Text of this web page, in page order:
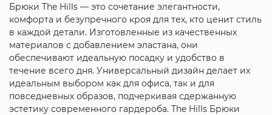
Интернет-магазин
Достаточно
Брюки The Hills — это сочетание элегантности,
комфорта и безупречного кроя для тех, кто ценит стиль
в каждой детали. Изготовленные из качественных
материалов с добавлением эластана, они
обеспечивают идеальную посадку и удобство в
течение всего дня. Универсальный дизайн делает их
идеальным выбором как для офиса, так и для
повседневных образов, подчеркивая сдержанную
эстетику современного гардероба. The Hills Брюки